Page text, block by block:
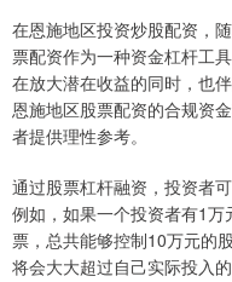
在恩施地区投资炒股配资，
票配资作为一种资金杠杆工
在放大潜在收益的同时，也
恩施地区股票配资的合规资
者提供理性参考。
通过股票杠杆融资，投资者
例如，如果一个投资者有1
票，总共能够控制10万元的
将会大大超过自己实际投入的